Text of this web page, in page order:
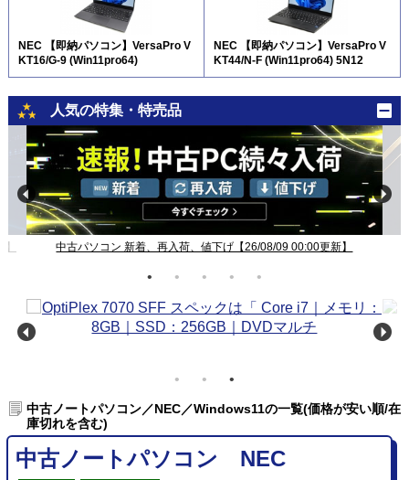
NEC 【即納パソコン】VersaPro V
KT16/G-9 (Win11pro64)
NEC 【即納パソコン】VersaPro V
KT44/N-F (Win11pro64) 5N12
人気の特集・特売品
ン 新着、再入荷、値下げ【26/08/09 00:00更新】 Windows11
中古ノートパソコン／NEC／Windows11の一覧(価格が安い順/在
庫切れを含む)
中古ノートパソコン NEC